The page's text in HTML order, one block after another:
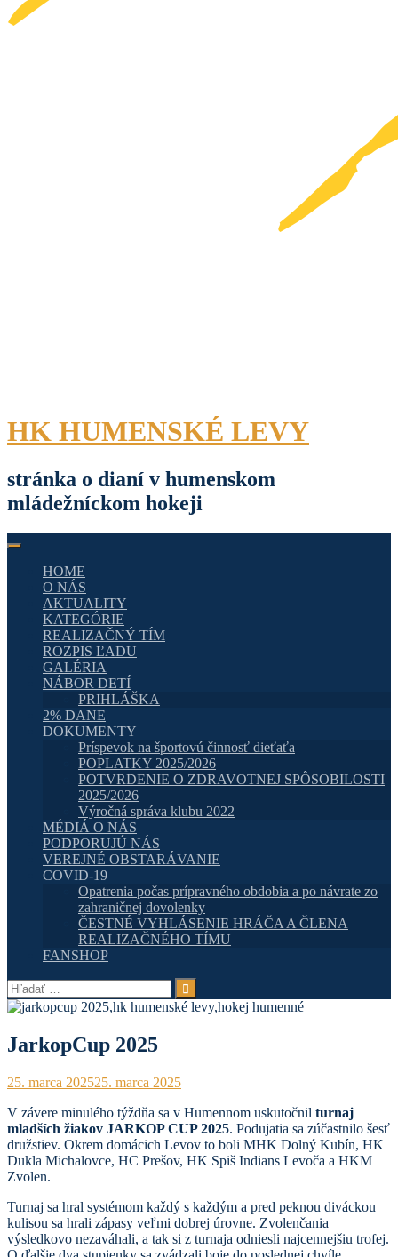
HK HUMENSKÉ LEVY
stránka o dianí v humenskom
mládežníckom hokeji
HOME
O NÁS
AKTUALITY
KATEGÓRIE
REALIZAČNÝ TÍM
ROZPIS ĽADU
GALÉRIA
NÁBOR DETÍ
PRIHLÁŠKA
2% DANE
DOKUMENTY
Príspevok na športovú činnosť dieťaťa
POPLATKY 2025/2026
POTVRDENIE O ZDRAVOTNEJ SPÔSOBILOSTI
2025/2026
Výročná správa klubu 2022
MÉDIÁ O NÁS
PODPORUJÚ NÁS
VEREJNÉ OBSTARÁVANIE
COVID-19
Opatrenia počas prípravného obdobia a po návrate zo
zahraničnej dovolenky
ČESTNÉ VYHLÁSENIE HRÁČA A ČLENA
REALIZAČNÉHO TÍMU
FANSHOP
Hľadať:
JarkopCup 2025
25. marca 202525. marca 2025
V závere minulého týždňa sa v Humennom uskutočnil turnaj
mladších žiakov JARKOP CUP 2025. Podujatia sa zúčastnilo šesť
družstiev. Okrem domácich Levov to boli MHK Dolný Kubín, HK
Dukla Michalovce, HC Prešov, HK Spiš Indians Levoča a HKM
Zvolen.
Turnaj sa hral systémom každý s každým a pred peknou diváckou
kulisou sa hrali zápasy veľmi dobrej úrovne. Zvolenčania
výsledkovo nezaváhali, a tak si z turnaja odniesli najcennejšiu trofej.